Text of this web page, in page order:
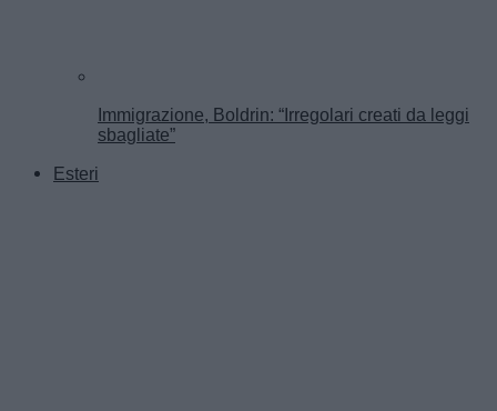
Immigrazione, Boldrin: “Irregolari creati da leggi
sbagliate”
Esteri